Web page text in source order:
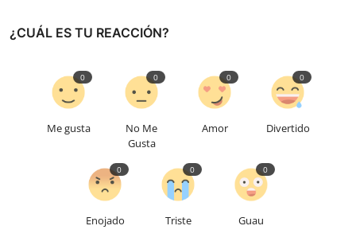
¿CUÁL ES TU REACCIÓN?
Me gusta
0
No Me
Gusta
0
Amor
0
Divertido
0
Enojado
0
Triste
0
Guau
0